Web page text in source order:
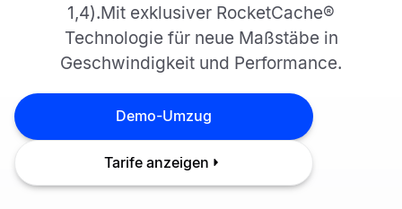
1,4).Mit exklusiver RocketCache®
Technologie für neue Maßstäbe in
Geschwindigkeit und Performance.
Demo-Umzug
Tarife anzeigen